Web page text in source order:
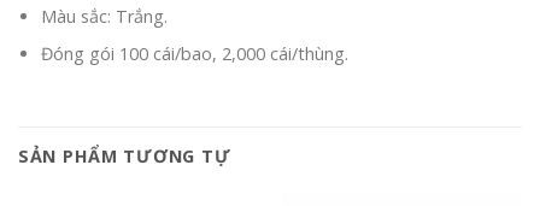
Màu sắc: Trắng.
Đóng gói 100 cái/bao, 2,000 cái/thùng.
SẢN PHẨM TƯƠNG TỰ